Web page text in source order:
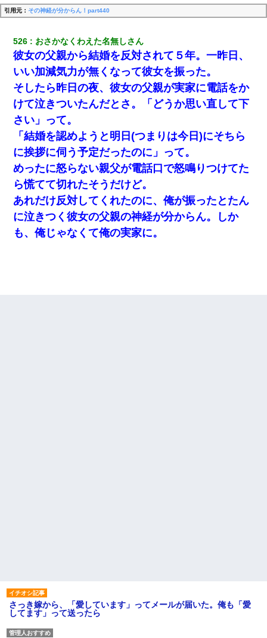
引用元： その神経が分からん！part440
526 おさかなくわえた名無しさん
彼女の父親から結婚を反対されて５年。一昨日、
いい加減気力が無くなって彼女を振った。
そしたら昨日の夜、彼女の父親が実家に電話をか
けて泣きついたんだとさ。「どうか思い直して下
さい」って。
「結婚を認めようと明日(つまりは今日)にそちら
に挨拶に伺う予定だったのに」って。
めったに怒らない親父が電話口で怒鳴りつけてた
ら慌てて切れたそうだけど。
あれだけ反対してくれたのに、俺が振ったとたん
に泣きつく彼女の父親の神経が分からん。しか
も、俺じゃなくて俺の実家に。
さっき嫁から、「愛しています」ってメールが届いた。俺も「愛
してます」って送ったら